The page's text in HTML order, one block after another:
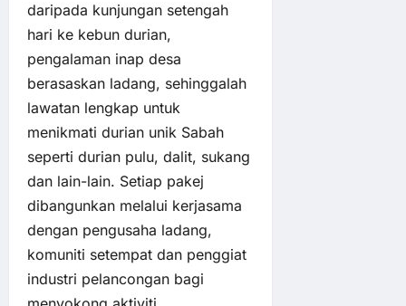
daripada kunjungan setengah
hari ke kebun durian,
pengalaman inap desa
berasaskan ladang, sehinggalah
lawatan lengkap untuk
menikmati durian unik Sabah
seperti durian pulu, dalit, sukang
dan lain-lain. Setiap pakej
dibangunkan melalui kerjasama
dengan pengusaha ladang,
komuniti setempat dan penggiat
industri pelancongan bagi